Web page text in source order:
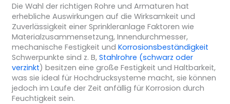
Die Wahl der richtigen Rohre und Armaturen hat
erhebliche Auswirkungen auf die Wirksamkeit und
Zuverlässigkeit einer Sprinkleranlage Faktoren wie
Materialzusammensetzung, Innendurchmesser,
mechanische Festigkeit und Korrosionsbeständigkeit
Schwerpunkte sind z. B, Stahlrohre (schwarz oder
verzinkt) besitzen eine große Festigkeit und Haltbarkeit,
was sie ideal für Hochdrucksysteme macht, sie können
jedoch im Laufe der Zeit anfällig für Korrosion durch
Feuchtigkeit sein.